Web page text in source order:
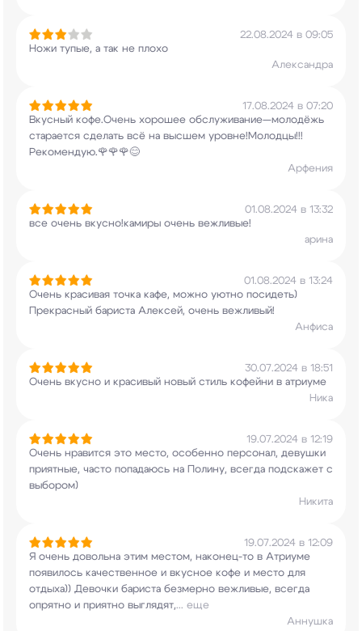
22.08.2024 в 09:05
Ножи тупые, а так не плохо
Александра
17.08.2024 в 07:20
Вкусный кофе.Очень хорошее обслуживание—молодёжь
старается сделать всё на высшем уровне!Молодцы!!!
Рекомендую.🌹🌹🌹😊
Арфения
01.08.2024 в 13:32
все очень вкусно!камиры очень вежливые!
арина
01.08.2024 в 13:24
Очень красивая точка кафе, можно уютно посидеть)
Прекрасный бариста Алексей, очень вежливый!
Анфиса
30.07.2024 в 18:51
Очень вкусно и красивый новый стиль кофейни в атриуме
Ника
19.07.2024 в 12:19
Очень нравится это место, особенно персонал, девушки
приятные, часто попадаюсь на Полину, всегда подскажет с
выбором)
Никита
19.07.2024 в 12:09
Я очень довольна этим местом, наконец-то в Атриуме
появилось качественное и вкусное кофе и место для
отдыха)) Девочки бариста безмерно вежливые, всегда
опрятно и приятно выглядят,... еще
Аннушка